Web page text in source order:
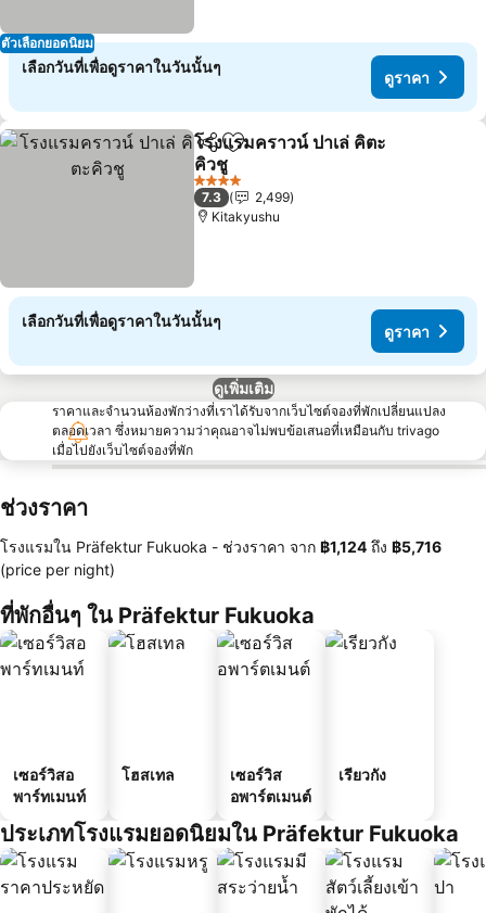
ตัวเลือกยอดนิยม
เลือกวันที่เพื่อดูราคาในวันนั้นๆ
ดูราคา
แชร์ เพิ่มในรายการโปรด
โรงแรมคราวน์ ปาเล่ คิตะ
คิวชู
ดูราคา
4 ดาว
7.3
2,499
Kitakyushu
เลือกวันที่เพื่อดูราคาในวันนั้นๆ
ดูราคา
ดูเพิ่มเติม
ราคาและจำนวนห้องพักว่างที่เราได้รับจากเว็บไซต์จองที่พักเปลี่ยนแปลง
ตลอดเวลา ซึ่งหมายความว่าคุณอาจไม่พบข้อเสนอที่เหมือนกับ trivago
เมื่อไปยังเว็บไซต์จองที่พัก
ช่วงราคา
โรงแรมใน Präfektur Fukuoka - ช่วงราคา จาก ‎฿1,124 ถึง ‎฿5,716
(price per night)
ที่พักอื่นๆ ใน Präfektur Fukuoka
เซอร์วิสอ
พาร์ทเมนท์
โฮสเทล
เซอร์วิส
อพาร์ตเมนต์
เรียวกัง
ประเภทโรงแรมยอดนิยมใน Präfektur Fukuoka